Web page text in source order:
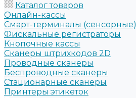
Каталог товаров
Онлайн-кассы
Смарт-терминалы (сенсорные)
Фискальные регистраторы
Кнопочные кассы
Сканеры штрихкодов 2D
Проводные сканеры
Беспроводные сканеры
Стационарные сканеры
Принтеры этикеток